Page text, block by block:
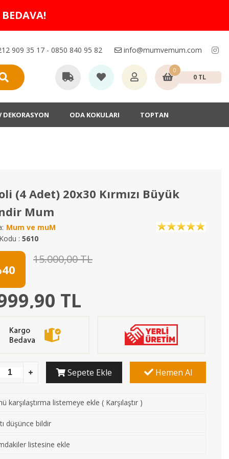
909 35 17 - 0850 840 95 82 info@mumvemum.com
0
0 TL
DEKORASYON ODA KOKULARI TOPTAN
(4 Adet) 20x30 Kırmızı Büyük
Mum
Mum ve muM
: 5610
15.000,00 TL
TL
Sepete Ekle Hemen Al
karşılaştırma listemeye ekle ( Karşılaştır )
düşünce bildir
listesine ekle